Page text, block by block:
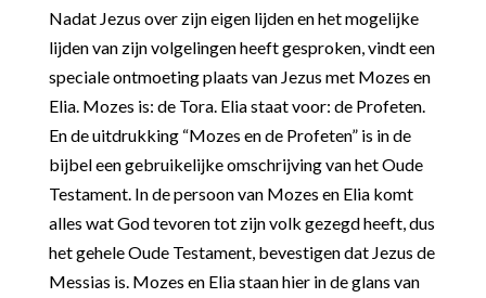
Nadat Jezus over zijn eigen lijden en het mogelijke
lijden van zijn volgelingen heeft gesproken, vindt een
speciale ontmoeting plaats van Jezus met Mozes en
Elia. Mozes is: de Tora. Elia staat voor: de Profeten.
En de uitdrukking “Mozes en de Profeten” is in de
bijbel een gebruikelijke omschrijving van het Oude
Testament. In de persoon van Mozes en Elia komt
alles wat God tevoren tot zijn volk gezegd heeft, dus
het gehele Oude Testament, bevestigen dat Jezus de
Messias is. Mozes en Elia staan hier in de glans van